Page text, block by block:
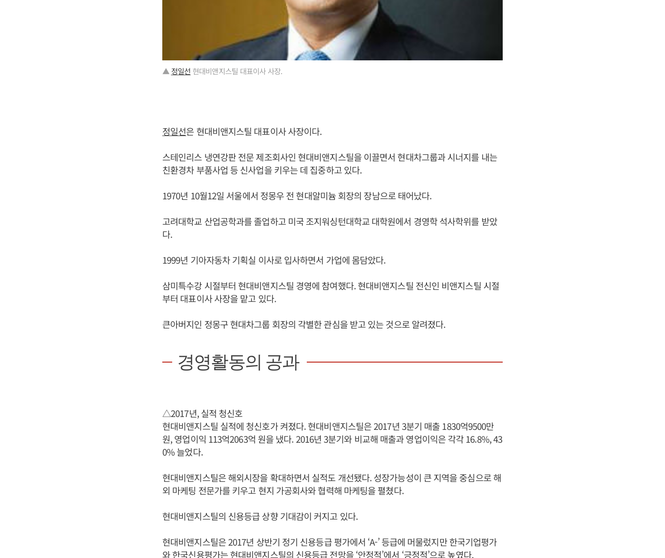
▲ 정일선 현대비앤지스틸 대표이사 사장.
정일선은 현대비앤지스틸 대표이사 사장이다.
스테인리스 냉연강판 전문 제조회사인 현대비앤지스틸을 이끌면서 현대차그룹과 시너지를 내는
친환경차 부품사업 등 신사업을 키우는 데 집중하고 있다.
1970년 10월12일 서울에서 정몽우 전 현대알미늄 회장의 장남으로 태어났다.
고려대학교 산업공학과를 졸업하고 미국 조지워싱턴대학교 대학원에서 경영학 석사학위를 받았
다.
1999년 기아자동차 기획실 이사로 입사하면서 가업에 몸담았다.
삼미특수강 시절부터 현대비앤지스틸 경영에 참여했다. 현대비앤지스틸 전신인 비앤지스틸 시절
부터 대표이사 사장을 맡고 있다.
큰아버지인 정몽구 현대차그룹 회장의 각별한 관심을 받고 있는 것으로 알려졌다.
경영활동의 공과
△2017년, 실적 청신호
현대비앤지스틸 실적에 청신호가 켜졌다. 현대비앤지스틸은 2017년 3분기 매출 1830억9500만
원, 영업이익 113억2063억 원을 냈다. 2016년 3분기와 비교해 매출과 영업이익은 각각 16.8%, 43
0% 늘었다.
현대비앤지스틸은 해외시장을 확대하면서 실적도 개선됐다. 성장가능성이 큰 지역을 중심으로 해
외 마케팅 전문가를 키우고 현지 가공회사와 협력해 마케팅을 펼쳤다.
현대비앤지스틸의 신용등급 상향 기대감이 커지고 있다.
현대비앤지스틸은 2017년 상반기 정기 신용등급 평가에서 ‘A-’ 등급에 머물렀지만 한국기업평가
와 한국신용평가는 현대비앤지스틸의 신용등급 전망을 ‘안정적’에서 ‘긍정적’으로 높였다.